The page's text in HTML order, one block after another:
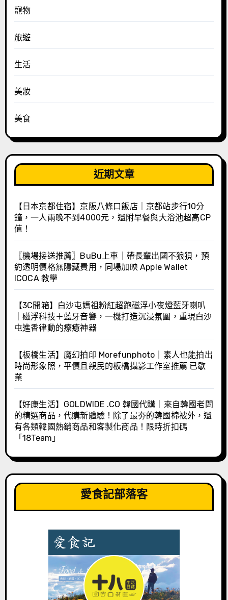
寵物
旅遊
生活
美妝
美食
近期文章
【日本京都住宿】京阪八條口飯店｜京都站步行10分
鐘，一人兩晚不到4000元，還附早餐與大浴池超高CP
值！
〖機場接送推薦〗BuBu上車｜帶長輩出國不狼狽，預
約透明價格無隱藏費用，同場加映 Apple Wallet
ICOCA 教學
【3C開箱】白沙屯媽祖粉紅超跑磁浮小夜燈藍牙喇叭
｜磁浮科技＋藍牙音響，一機打造沉浸氛圍，重現白沙
屯進香律動的療癒神器
【板橋生活】魔幻拍印 Morefunphoto｜素人也能拍出
時尚形象照，平價且親民的板橋攝影工作室推薦 已歇
業
【好康生活】GOLDWIDE .CO 韓國代購｜來自韓國老闆
的精選商品，代購新體驗！除了最夯的韓國棉被外，還
有各類韓國熱銷商品和客製化商品！限時折扣碼
「18Team」
愛食記部落客